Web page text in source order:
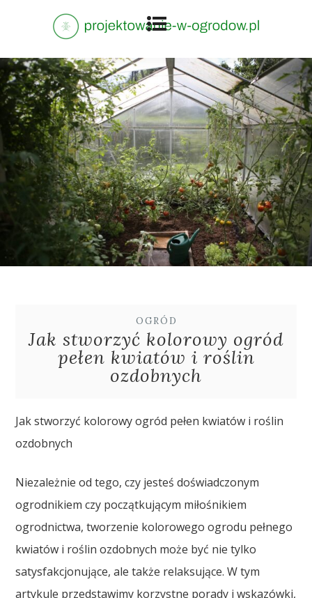
OGRÓD
Jak stworzyć kolorowy ogród
pełen kwiatów i roślin
ozdobnych
Jak stworzyć kolorowy ogród pełen kwiatów i roślin
ozdobnych
Niezależnie od tego, czy jesteś doświadczonym
ogrodnikiem czy początkującym miłośnikiem
ogrodnictwa, tworzenie kolorowego ogrodu pełnego
kwiatów i roślin ozdobnych może być nie tylko
satysfakcjonujące, ale także relaksujące. W tym
artykule przedstawimy korzystne porady i wskazówki,